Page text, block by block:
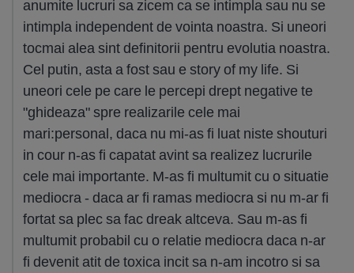
anumite lucruri sa zicem ca se intimpla sau nu se
intimpla independent de vointa noastra. Si uneori
tocmai alea sint definitorii pentru evolutia noastra.
Cel putin, asta a fost sau e story of my life. Si
uneori cele pe care le percepi drept negative te
"ghideaza" spre realizarile cele mai
mari:personal, daca nu mi-as fi luat niste shouturi
in cour n-as fi capatat avint sa realizez lucrurile
cele mai importante. M-as fi multumit cu o situatie
mediocra - daca ar fi ramas mediocra si nu m-ar fi
fortat sa plec sa fac dreak altceva. Sau m-as fi
multumit probabil cu o relatie mediocra daca n-ar
fi devenit atit de toxica incit sa n-am incotro si sa